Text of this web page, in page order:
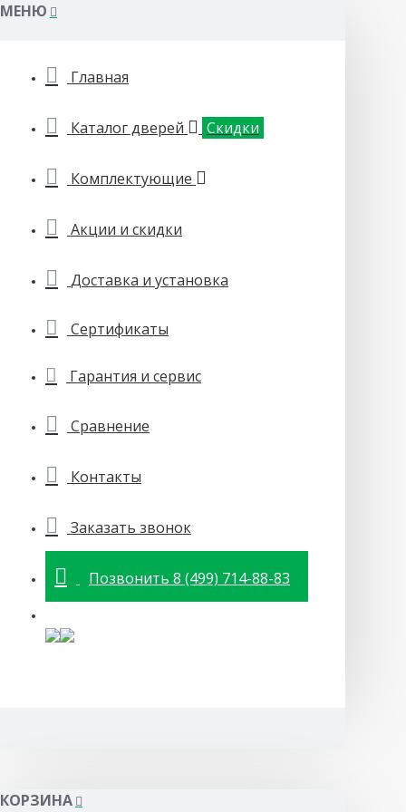
МЕНЮ
Главная
Каталог дверей Скидки
Комплектующие
Акции и скидки
Доставка и установка
Сертификаты
Гарантия и сервис
Сравнение
Контакты
Заказать звонок
Позвонить 8 (499) 714-88-83
КОРЗИНА